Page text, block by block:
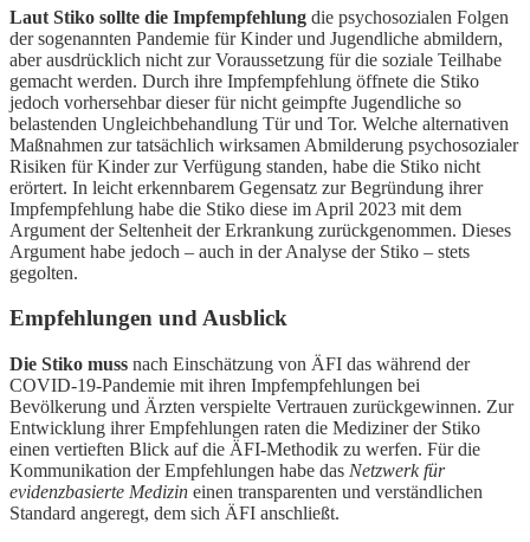
Laut Stiko sollte die Impfempfehlung die psychosozialen Folgen
der sogenannten Pandemie für Kinder und Jugendliche abmildern,
aber ausdrücklich nicht zur Voraussetzung für die soziale Teilhabe
gemacht werden. Durch ihre Impfempfehlung öffnete die Stiko
jedoch vorhersehbar dieser für nicht geimpfte Jugendliche so
belastenden Ungleichbehandlung Tür und Tor. Welche alternativen
Maßnahmen zur tatsächlich wirksamen Abmilderung psychosozialer
Risiken für Kinder zur Verfügung standen, habe die Stiko nicht
erörtert. In leicht erkennbarem Gegensatz zur Begründung ihrer
Impfempfehlung habe die Stiko diese im April 2023 mit dem
Argument der Seltenheit der Erkrankung zurückgenommen. Dieses
Argument habe jedoch – auch in der Analyse der Stiko – stets
gegolten.
Empfehlungen und Ausblick
Die Stiko muss nach Einschätzung von ÄFI das während der
COVID-19-Pandemie mit ihren Impfempfehlungen bei
Bevölkerung und Ärzten verspielte Vertrauen zurückgewinnen. Zur
Entwicklung ihrer Empfehlungen raten die Mediziner der Stiko
einen vertieften Blick auf die ÄFI-Methodik zu werfen. Für die
Kommunikation der Empfehlungen habe das Netzwerk für
evidenzbasierte Medizin einen transparenten und verständlichen
Standard angeregt, dem sich ÄFI anschließt.